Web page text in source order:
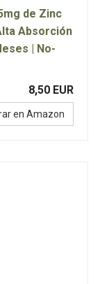
de Zinc
Absorción
| No-
8,50 EUR
en Amazon